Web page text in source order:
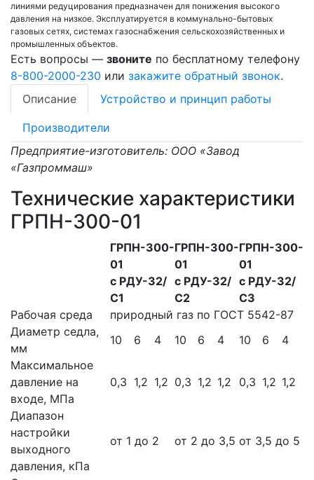
линиями редуцирования предназначен для понижения высокого
давления на низкое. Эксплуатируется в коммунально-бытовых
газовых сетях, системах газоснабжения сельскохозяйственных и
промышленных объектов.
Есть вопросы — звоните по бесплатному телефону
8-800-2000-230 или закажите обратный звонок.
Описание
Устройство и принцип работы
Производители
Предприятие-изготовитель: ООО «Завод
«Газпроммаш»
Технические характеристики
ГРПН-300-01
ГРПН-300-
01
с РДУ-32/
С1
ГРПН-300-
01
с РДУ-32/
С2
ГРПН-300-
01
с РДУ-32/
С3
Рабочая среда
природный газ по ГОСТ 5542-87
Диаметр седла,
мм
10 6 4 10 6 4 10 6
4
Максимальное
давление на
входе, МПа
0,3 1,2 1,2 0,3 1,2 1,2 0,3 1,2 1,2
Диапазон
настройки
выходного
давления, кПа
от 1 до 2 от 2 до 3,5 от 3,5 до 5